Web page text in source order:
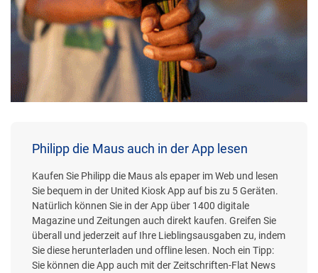
Philipp die Maus auch in der App lesen
Kaufen Sie Philipp die Maus als epaper im Web und lesen
Sie bequem in der United Kiosk App auf bis zu 5 Geräten.
Natürlich können Sie in der App über 1400 digitale
Magazine und Zeitungen auch direkt kaufen. Greifen Sie
überall und jederzeit auf Ihre Lieblingsausgaben zu, indem
Sie diese herunterladen und offline lesen. Noch ein Tipp:
Sie können die App auch mit der Zeitschriften-Flat News